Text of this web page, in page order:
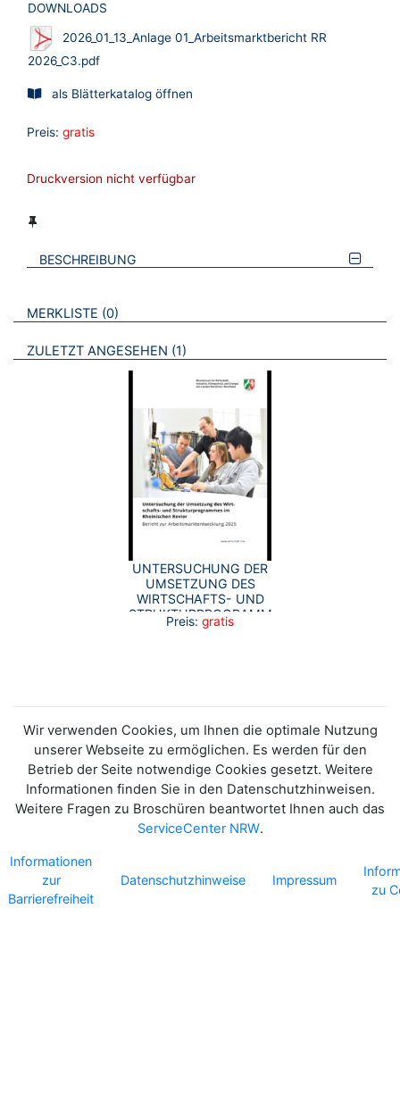
DOWNLOADS
2026_01_13_Anlage 01_Arbeitsmarktbericht RR
2026_C3.pdf
als Blätterkatalog öffnen
Preis: gratis
Druckversion nicht verfügbar
BESCHREIBUNG
VERWEISE AUF VERMERKTE- ODER ZULETZT ANGESEHENE
MERKLISTE 0 BROSCHÜREN
ZULETZT ANGESEHEN 1 BROSCHÜREN
UNTERSUCHUNG DER
UMSETZUNG DES
WIRTSCHAFTS- UND
STRUKTURPROGRAMMES
IM RHEINISCHEN
Preis: gratis
Wir verwenden Cookies, um Ihnen die optimale Nutzung
unserer Webseite zu ermöglichen. Es werden für den
Betrieb der Seite notwendige Cookies gesetzt. Weitere
Informationen finden Sie in den Datenschutzhinweisen.
Weitere Fragen zu Broschüren beantwortet Ihnen auch das
ServiceCenter NRW.
Informationen
zur
Barrierefreiheit
Datenschutzhinweise Impressum
zu